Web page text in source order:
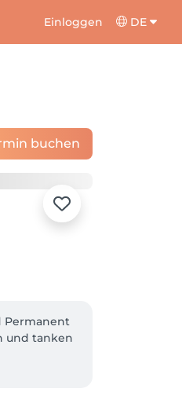
Einloggen DE
buchen
Permanent
und tanken